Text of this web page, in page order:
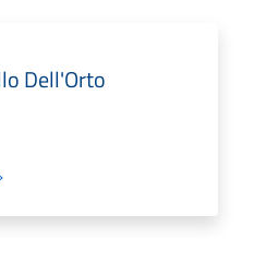
Dell'Orto